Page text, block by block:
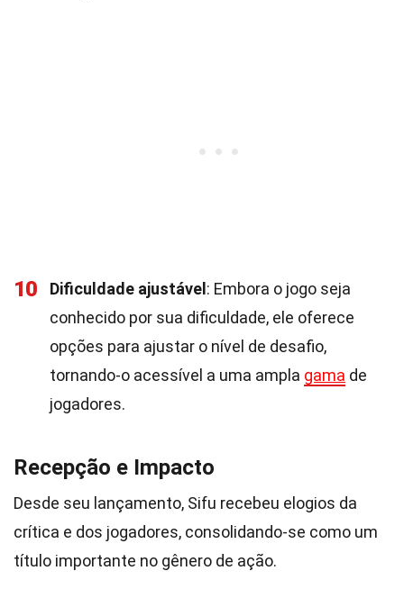
10 Dificuldade ajustável : Embora o jogo seja
conhecido por sua dificuldade, ele oferece
opções para ajustar o nível de desafio,
tornando-o acessível a uma ampla gama de
jogadores.
Recepção e Impacto
Desde seu lançamento, Sifu recebeu elogios da
crítica e dos jogadores, consolidando-se como um
título importante no gênero de ação.